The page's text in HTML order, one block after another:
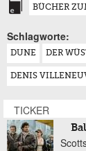
BÜCHER
Schlagworte:
DUNE DER
DENIS
TICKER